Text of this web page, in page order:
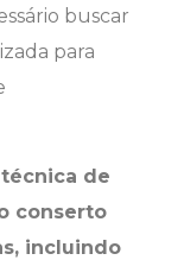
buscar
para
de
conserto
incluindo